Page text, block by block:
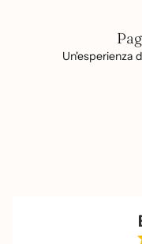
Un'esperienza